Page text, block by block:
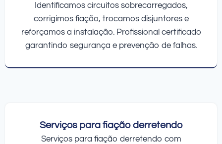
Identificamos circuitos sobrecarregados,
corrigimos fiação, trocamos disjuntores e
reforçamos a instalação. Profissional certificado
garantindo segurança e prevenção de falhas.
Serviços para fiação derretendo
Serviços para fiação derretendo com